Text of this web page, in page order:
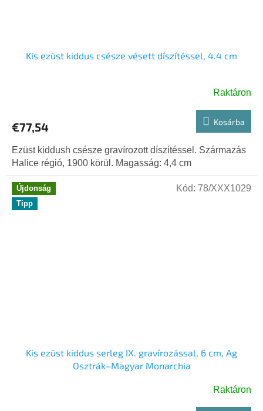
Kis ezüst kiddus csésze vésett díszítéssel, 4.4 cm
Raktáron
€77,54 Kosárba
Ezüst kiddush csésze gravírozott díszítéssel. Származás
Halice régió, 1900 körül. Magasság: 4,4 cm
Újdonság
Tipp
Kis ezüst kiddus serleg IX. gravírozással, 6 cm, Ag
Osztrák–Magyar Monarchia
Raktáron
Kód: 78/XXX1029